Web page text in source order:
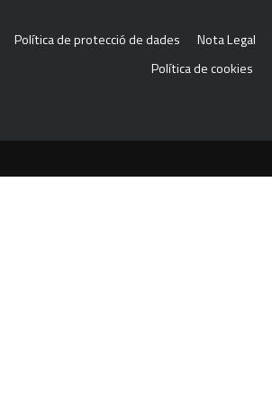
Política de protecció de dades Nota Legal
Política de cookies